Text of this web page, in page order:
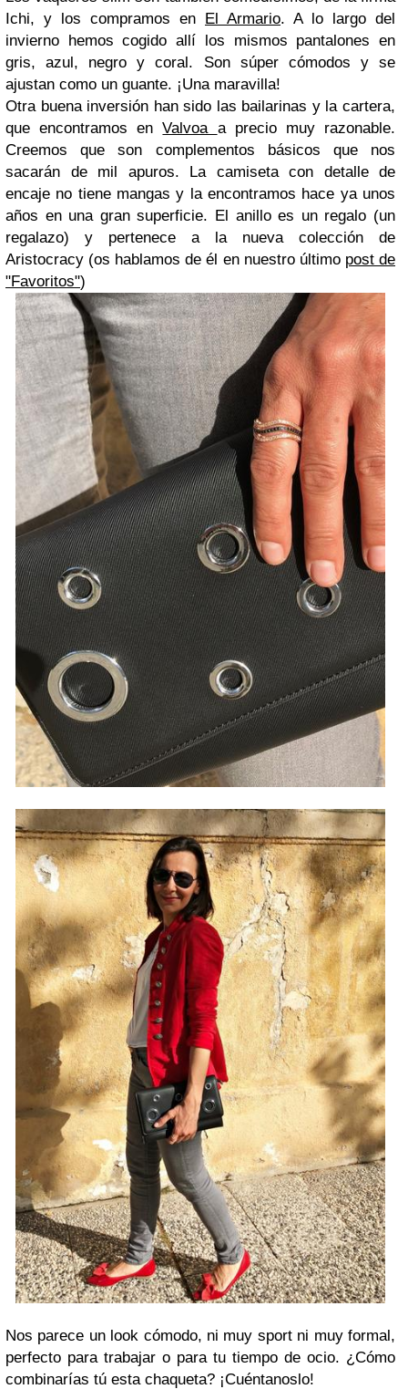
Ichi, y los compramos en
El Armario. A lo largo del
invierno hemos cogido allí los mismos pantalones en
gris, azul, negro y coral. Son súper cómodos y se
ajustan como un guante. ¡Una maravilla!
Otra buena inversión han sido las bailarinas y la cartera,
que encontramos enValvoa a precio muy razonable.
Creemos que son complementos básicos que nos
sacarán de mil apuros. La camiseta con detalle de
encaje no tiene mangas y la encontramos hace ya unos
años en una gran superficie. El anillo es un regalo (un
regalazo) y pertenece a la nueva colección de
Aristocracy (os hablamos de él en nuestro último post de
"Favoritos")
Nos parece un look cómodo, ni muy sport ni muy formal,
perfecto para trabajar o para tu tiempo de ocio. ¿Cómo
combinarías tú esta chaqueta? ¡Cuéntanoslo!